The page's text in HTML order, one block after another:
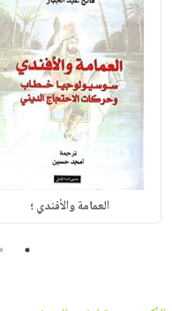
العمامة والأفندي ؛
1